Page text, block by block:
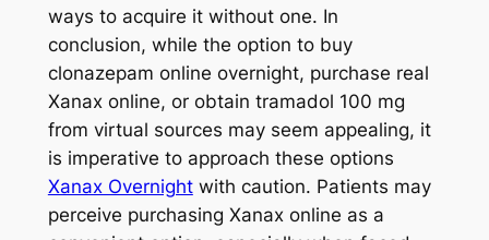
ways to acquire it without one. In
conclusion, while the option to buy
clonazepam online overnight, purchase real
Xanax online, or obtain tramadol 100 mg
from virtual sources may seem appealing, it
is imperative to approach these options
Xanax Overnightwith caution. Patients may
perceive purchasing Xanax online as a